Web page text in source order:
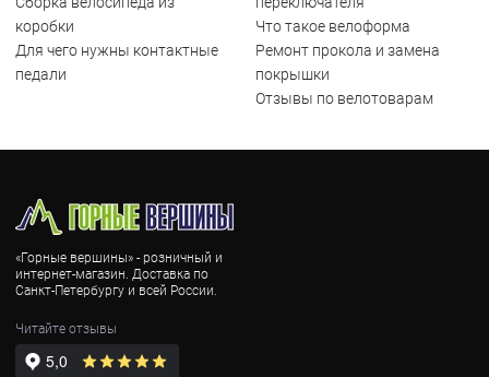
коробки
Для чего нужны контактные
педали
Что такое велоформа
Ремонт прокола и замена
покрышки
Отзывы по велотоварам
«Горные вершины» - розничный и
интернет-магазин. Доставка по
Санкт-Петербургу и всей России.
Читайте отзывы